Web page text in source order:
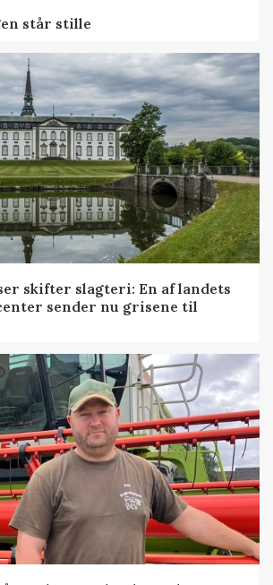
står stille
skifter slagteri: En af landets
sender nu grisene til